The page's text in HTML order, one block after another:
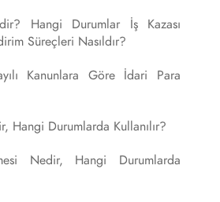
Hangi Durumlar İş Kazası
Süreçleri Nasıldır?
Kanunlara Göre İdari Para
Hangi Durumlarda Kullanılır?
Nedir, Hangi Durumlarda